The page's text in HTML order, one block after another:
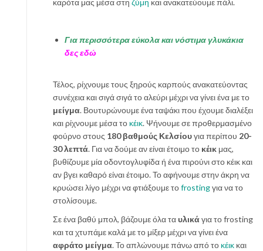
καρότα μας μέσα στη ζύμη και ανακατεύουμε πάλι.
Για περισσότερα εύκολα και νόστιμα γλυκάκια
δες εδώ
Τέλος, ρίχνουμε τους ξηρούς καρπούς ανακατεύοντας
συνέχεια και σιγά σιγά το αλεύρι μέχρι να γίνει ένα με το
μείγμα. Βουτυρώνουμε ένα ταψάκι που έχουμε διαλέξει
και ρίχνουμε μέσα το κέικ. Ψήνουμε σε προθερμασμένο
φούρνο στους 180 βαθμούς Κελσίουγια περίπου 20-
30 λεπτά. Για να δούμε αν είναι έτοιμο το κέικ μας,
βυθίζουμε μία οδοντογλυφίδα ή ένα πιρούνι στο κέικ και
αν βγει καθαρό είναι έτοιμο. Το αφήνουμε στην άκρη να
κρυώσει λίγο μέχρι να φτιάξουμε τοfrostingγια να το
στολίσουμε.
Σε ένα βαθύ μπολ, βάζουμε όλα τα υλικάγια το frosting
και τα χτυπάμε καλά με το μίξερ μέχρι να γίνει ένα
αφράτο μείγμα. Το απλώνουμε πάνω από το κέικ και